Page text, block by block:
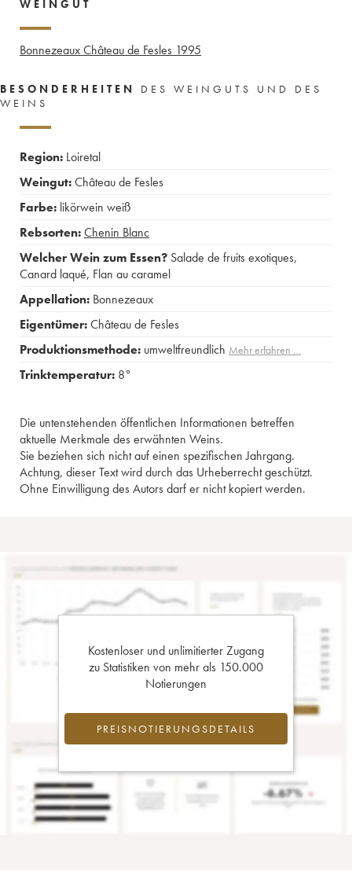
WEINGUT
Bonnezeaux Château de Fesles 1995
BESONDERHEITEN
DES WEINGUTS UND DES
WEINS
Region: Loiretal
Weingut:Château de Fesles
Farbe: likörwein weiß
Rebsorten:Chenin Blanc
Welcher Wein zum Essen? Salade de fruits exotiques,
Canard laqué, Flan au caramel
Appellation: Bonnezeaux
Eigentümer:Château de Fesles
Produktionsmethode: umweltfreundlich Mehr erfahren …
Trinktemperatur: 8°
Die untenstehenden öffentlichen Informationen betreffen
aktuelle Merkmale des erwähnten Weins.
Sie beziehen sich nicht auf einen spezifischen Jahrgang.
Achtung, dieser Text wird durch das Urheberrecht geschützt.
Ohne Einwilligung des Autors darf er nicht kopiert werden.
Kostenloser und unlimitierter Zugang
zu Statistiken von mehr als 150.000
Notierungen
PREISNOTIERUNGSDETAILS